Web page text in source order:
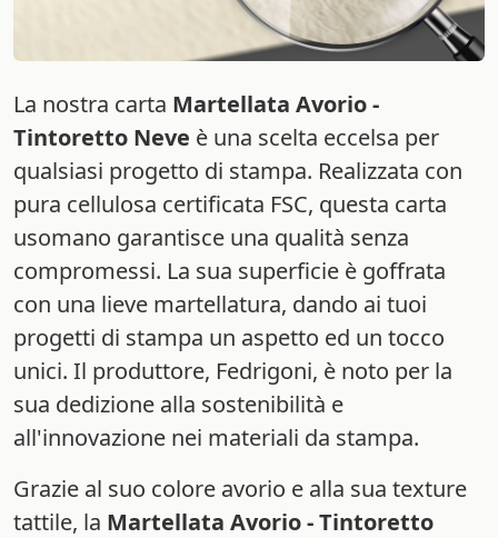
La nostra carta Martellata Avorio -
Tintoretto Neve è una scelta eccelsa per
qualsiasi progetto di stampa. Realizzata con
pura cellulosa certificata FSC, questa carta
usomano garantisce una qualità senza
compromessi. La sua superficie è goffrata
con una lieve martellatura, dando ai tuoi
progetti di stampa un aspetto ed un tocco
unici. Il produttore, Fedrigoni, è noto per la
sua dedizione alla sostenibilità e
all'innovazione nei materiali da stampa.
Grazie al suo colore avorio e alla sua texture
tattile, la Martellata Avorio - Tintoretto